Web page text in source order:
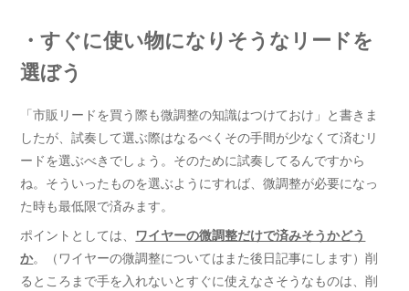
・すぐに使い物になりそうなリードを
選ぼう
「市販リードを買う際も微調整の知識はつけておけ」と書きま
したが、試奏して選ぶ際はなるべくその手間が少なくて済むリ
ードを選ぶべきでしょう。そのために試奏してるんですから
ね。そういったものを選ぶようにすれば、微調整が必要になっ
た時も最低限で済みます。
ポイントとしては、 ワイヤーの微調整だけで済みそうかどう
か。（ワイヤーの微調整についてはまた後日記事にします）削
るところまで手を入れないとすぐに使えなさそうなものは、削